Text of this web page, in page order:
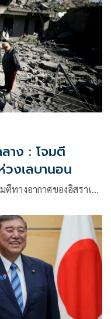
าง : โจมตี
วงเลบานอน
ตีทางอากาศของอิสราเ…